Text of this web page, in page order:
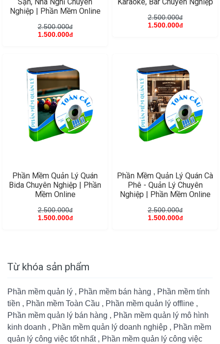
Nghiệp | Phần Mềm Online
2.500.000đ
1.500.000đ
2.500.000đ
1.500.000đ
Phần Mềm Quản Lý Quán
Bida Chuyên Nghiệp | Phần
Mềm Online
2.500.000đ
1.500.000đ
Phần Mềm Quản Lý Quán Cà
Phê - Quản Lý Chuyên
Nghiệp | Phần Mềm Online
2.500.000đ
1.500.000đ
Từ khóa sản phẩm
Phần mềm quản lý , Phần mềm bán hàng , Phần mềm tính
tiền , Phần mềm Toàn Cầu , Phần mềm quản lý offline ,
Phần mềm quản lý bán hàng , Phần mềm quản lý mô hình
kinh doanh , Phần mềm quản lý doanh nghiệp , Phần mềm
quản lý công việc tốt nhất, Phần mềm quản lý công việc